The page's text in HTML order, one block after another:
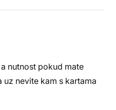
nutnost pokud mate
nevite kam s kartama